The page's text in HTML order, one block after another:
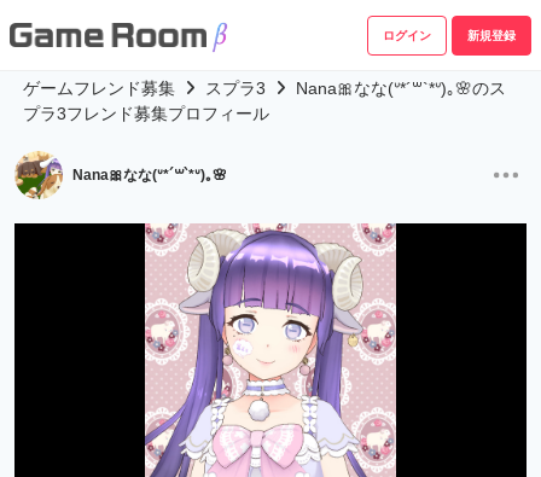
ログイン 新規登録
ゲームフレンド募集 スプラ3
Nana🎀なな(ᐡ*´꒳`*ᐡ)｡🌸のス
プラ3フレンド募集プロフィール
Nana🎀なな(ᐡ*´꒳`*ᐡ)｡🌸